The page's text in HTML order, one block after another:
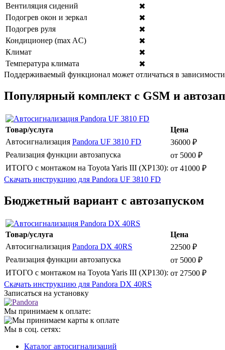
Вентиляция сидений
✖
Подогрев окон и зеркал
✖
Подогрев руля
✖
Кондиционер (max AC)
✖
Климат
✖
Температура климата
✖
Поддерживаемый функционал может отличаться в
Популярный комплект с GSM и
Товар/услуга
Цена
Автосигнализация Pandora UF 3810 FD
36000 ₽
Реализация функции автозапуска
от 5000 ₽
ИТОГО с монтажом на Toyota Yaris III (XP130): от 41000 ₽
Скачать инструкцию для Pandora UF 3810 FD
Бюджетный вариант с автозапуском
Товар/услуга
Цена
Автосигнализация Pandora DX 40RS
22500 ₽
Реализация функции автозапуска
от 5000 ₽
ИТОГО с монтажом на Toyota Yaris III (XP130): от 27500 ₽
Скачать инструкцию для Pandora DX 40RS
Записаться на установку
Мы принимаем к оплате:
Мы в соц. сетях:
Каталог автосигнализаций